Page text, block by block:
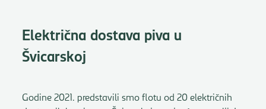
Električna dostava piva u
Švicarskoj
Godine 2021. predstavili smo flotu od 20 električnih